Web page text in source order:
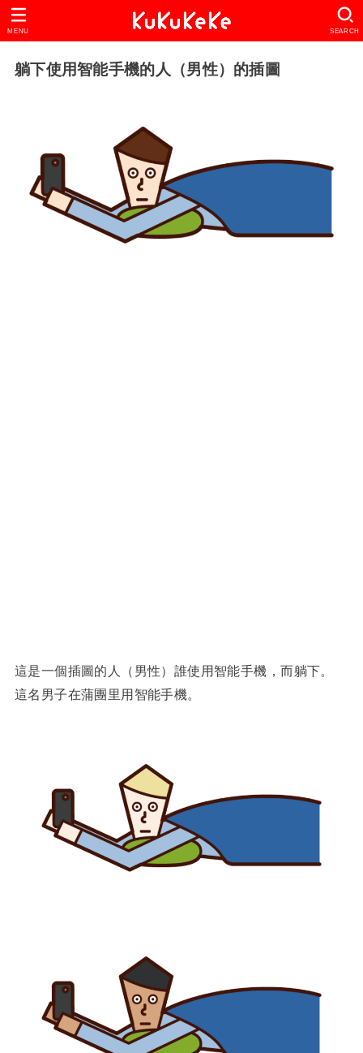
SEARCH
MENU
躺下使用智能手機的人（男性）的插圖
這是一個插圖的人（男性）誰使用智能手機，而躺下。
這名男子在蒲團里用智能手機。